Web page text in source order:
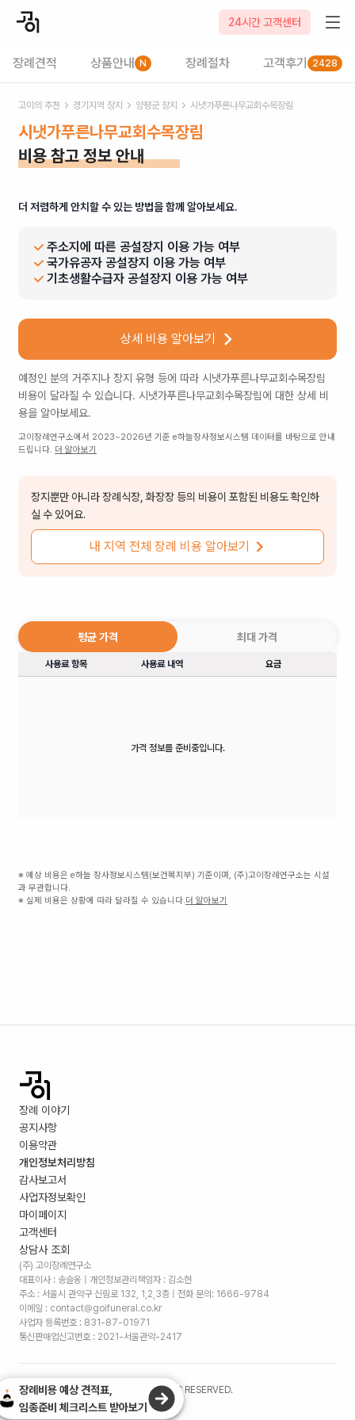
24시간 고객센터
장례견적 상품안내 N 장례절차 고객후기 2428
고이의 추천 경기 지역 장지 양평군 장지 시냇가푸른나무교회수목장림
시냇가푸른나무교회수목장림
비용 참고 정보 안내
더 저렴하게 안치할 수 있는 방법을 함께 알아보세요.
주소지에 따른 공설장지 이용 가능 여부
국가유공자 공설장지 이용 가능 여부
기초생활수급자 공설장지 이용 가능 여부
상세 비용 알아보기
예정인 분의 거주지나 장지 유형 등에 따라 시냇가푸른나무교회수목장림
비용이 달라질 수 있습니다. 시냇가푸른나무교회수목장림에 대한 상세 비
용을 알아보세요.
고이장례연구소에서 2023~2026년 기준 e하늘장사정보시스템 데이터를 바탕으로 안내
드립니다. 더 알아보기
장지뿐만 아니라 장례식장, 화장장 등의 비용이 포함된 비용도 확인하
실 수 있어요.
내 지역 전체 장례 비용 알아보기
평균 가격 최대 가격
사용료 항목 사용료 내역 요금
가격 정보를 준비중입니다.
※ 예상 비용은 e하늘 장사정보시스템(보건복지부) 기준이며, (주)고이장례연구소는 시설
과 무관합니다.
※ 실제 비용은 상황에 따라 달라질 수 있습니다.더 알아보기
장례 이야기
공지사항
이용약관
개인정보처리방침
감사보고서
사업자정보확인
마이페이지
고객센터
상담사 조회
(주) 고이장례연구소
대표이사 : 송슬옹 | 개인정보관리책임자 : 김소현
주소 : 서울시 관악구 신림로 132, 1,2,3층 | 전화 문의: 1666-9784
이메일 : contact@goifuneral.co.kr
사업자 등록번호 : 831-87-01971
통신판매업신고번호 : 2021-서울관악-2417
©2026. (주)고이장례연구소 ALL RIGHTS RESERVED.
장례비용 예상 견적표,
임종준비 체크리스트 받아보기